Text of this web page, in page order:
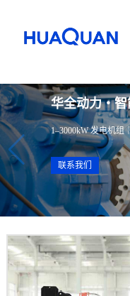
华全动力・
1–3000kW 发电机组
联系我们